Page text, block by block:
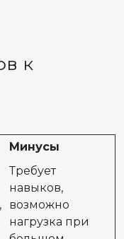
к
Минусы
Требует
навыков,
возможно
нагрузка при